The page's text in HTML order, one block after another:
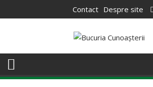
to
Contact Despre site